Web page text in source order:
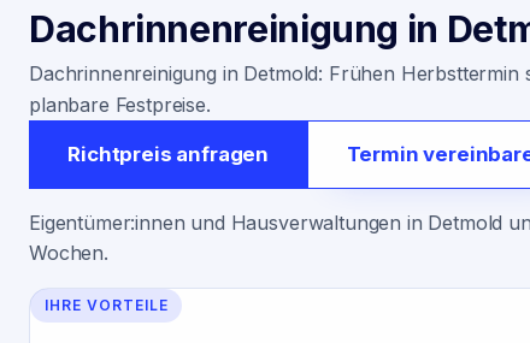
Dachrinnenreinigung in
Dachrinnenreinigung in Detmold: Frühen
planbare Festpreise.
Richtpreis anfragen Termin
Eigentümer:innen und Hausverwaltungen in Detmold
Wochen.
IHRE VORTEILE